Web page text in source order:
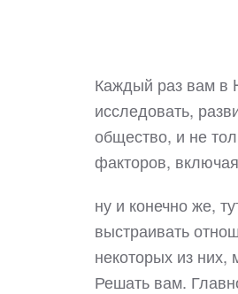
Каждый раз вам в
исследовать,
общество, и не
факторов,
ну и конечно же,
выстраивать
некоторых из них,
Решать вам.